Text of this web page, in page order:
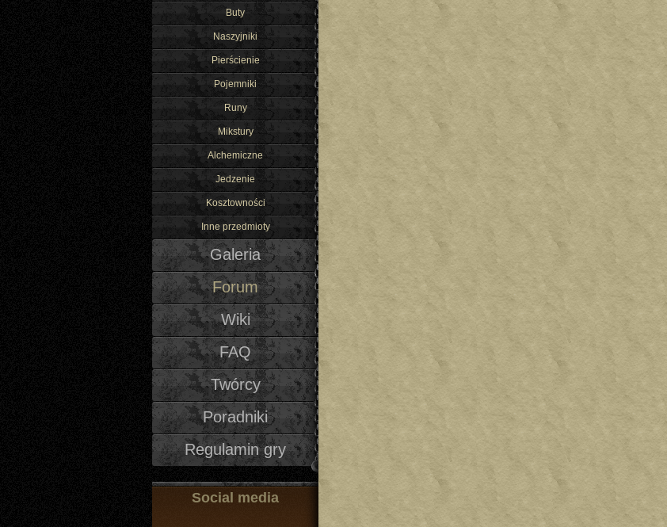
Buty
Naszyjniki
Pierścienie
Pojemniki
Runy
Mikstury
Alchemiczne
Jedzenie
Kosztowności
Inne przedmioty
Galeria
Forum
Wiki
FAQ
Twórcy
Poradniki
Regulamin gry
Social media